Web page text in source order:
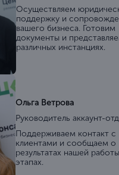
Осуществляем
поддержку и
вашего бизнеса. Готовим
документы и
различных инстанциях.
Ольга Ветрова
Руководитель аккаунт-
Поддерживаем контакт с
клиентами и сообщаем о
результатах нашей
этапах.